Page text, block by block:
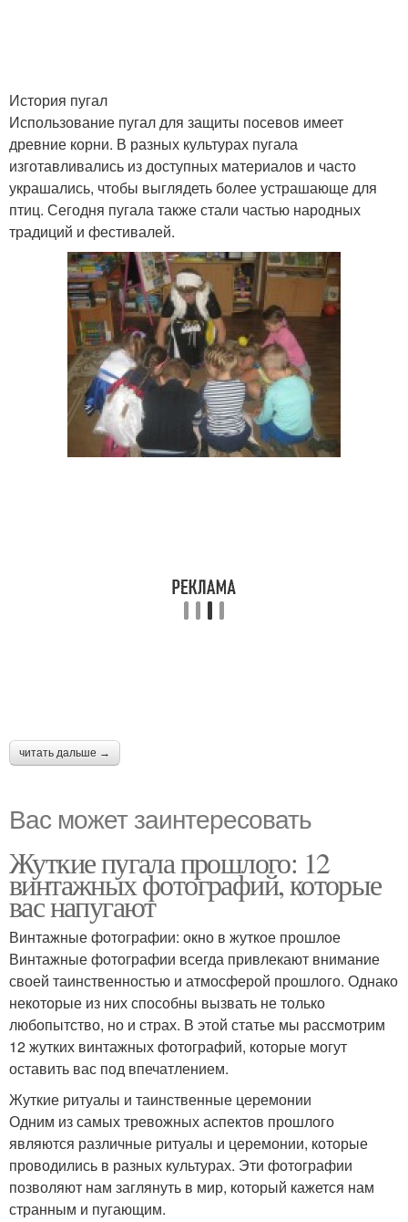
История пугал
Использование пугал для защиты посевов имеет
древние корни. В разных культурах пугала
изготавливались из доступных материалов и часто
украшались, чтобы выглядеть более устрашающе для
птиц. Сегодня пугала также стали частью народных
традиций и фестивалей.
читать дальше →
Вас может заинтересовать
Жуткие пугала прошлого: 12
винтажных фотографий, которые
вас напугают
Винтажные фотографии: окно в жуткое прошлое
Винтажные фотографии всегда привлекают внимание
своей таинственностью и атмосферой прошлого. Однако
некоторые из них способны вызвать не только
любопытство, но и страх. В этой статье мы рассмотрим
12 жутких винтажных фотографий, которые могут
оставить вас под впечатлением.
Жуткие ритуалы и таинственные церемонии
Одним из самых тревожных аспектов прошлого
являются различные ритуалы и церемонии, которые
проводились в разных культурах. Эти фотографии
позволяют нам заглянуть в мир, который кажется нам
странным и пугающим.